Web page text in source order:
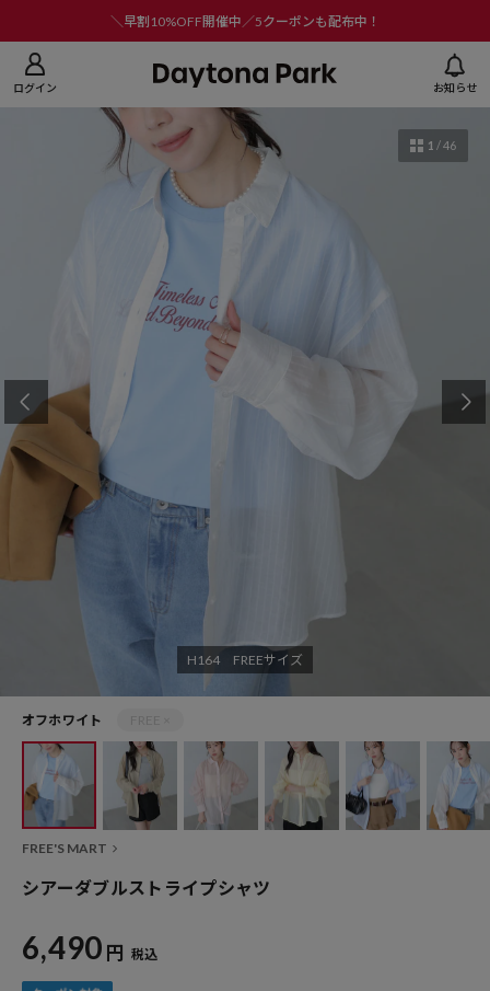
＼早割10%OFF開催中／5クーポンも配布中！
ログイン お知らせ
H164 FREEサイズ
1 /46
オフホワイト
FREE'S MART
シアーダブルストライプシャツ
6,490 円 税込